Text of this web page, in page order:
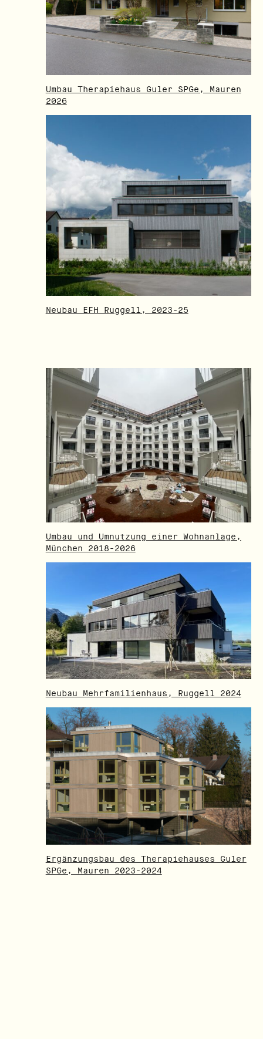
Umbau Therapiehaus Guler SPGe, Mauren
2026
Neubau EFH Ruggell, 2023-25
Umbau und Umnutzung einer Wohnanlage,
München 2018-2026
Neubau Mehrfamilienhaus, Ruggell 2024
Ergänzungsbau des Therapiehauses Guler
SPGe, Mauren 2023-2024